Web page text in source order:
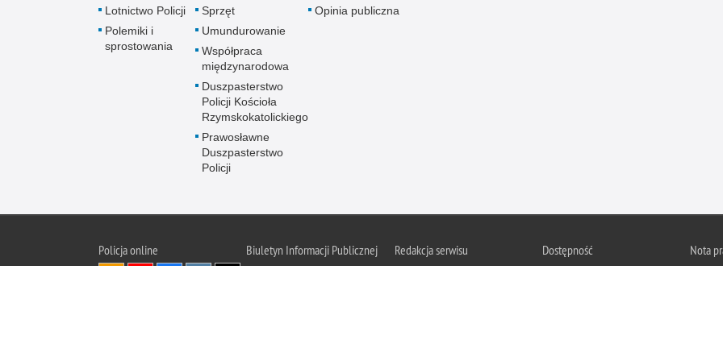
Lotnictwo Policji
Polemiki i
sprostowania
Sprzęt
Umundurowanie
Współpraca
międzynarodowa
Duszpasterstwo
Policji Kościoła
Rzymskokatolickiego
Prawosławne
Duszpasterstwo
Policji
Opinia publiczna
Policjaonline
Biuletyn Informacji Publicznej
Redakcja serwisu
Dostępność
Nota